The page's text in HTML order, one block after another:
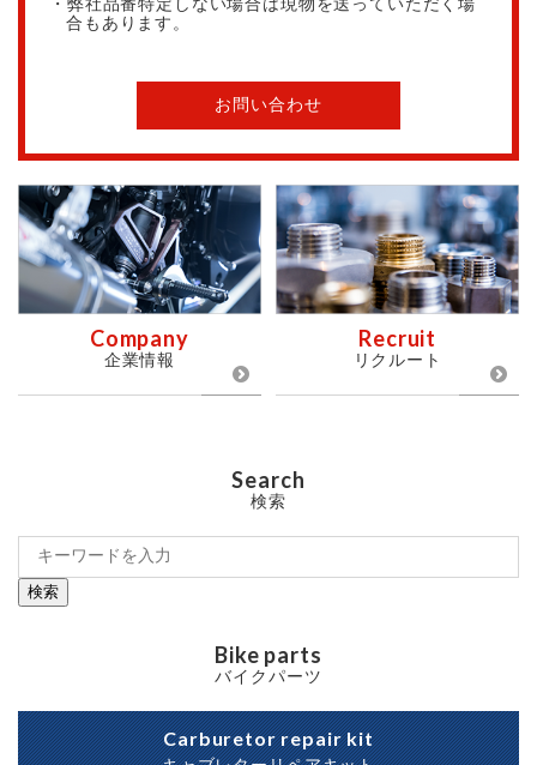
・弊社品番特定しない場合は現物を送っていただく場
合もあります。
お問い合わせ
Company
企業情報
Recruit
リクルート
Search
検索
検索
Bike parts
バイクパーツ
Carburetor repair kit